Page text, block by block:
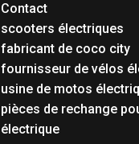
Contact
scooters électriques
fabricant de coco city
fournisseur de vélos
usine de motos
pièces de rechange
électrique